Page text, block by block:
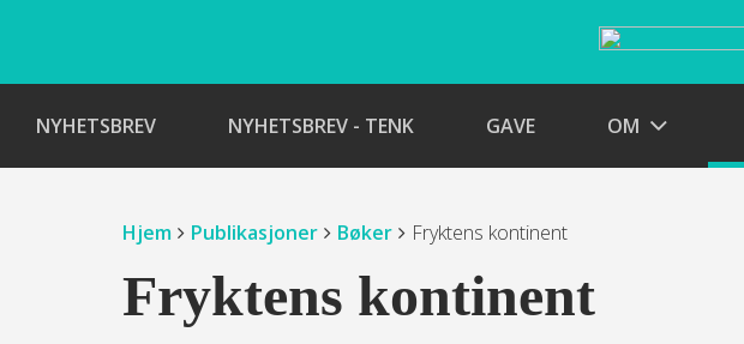
NYHETSBREV NYHETSBREV - TENK GAVE OM
Hjem Publikasjoner Bøker Fryktens kontinent
Fryktens kontinent